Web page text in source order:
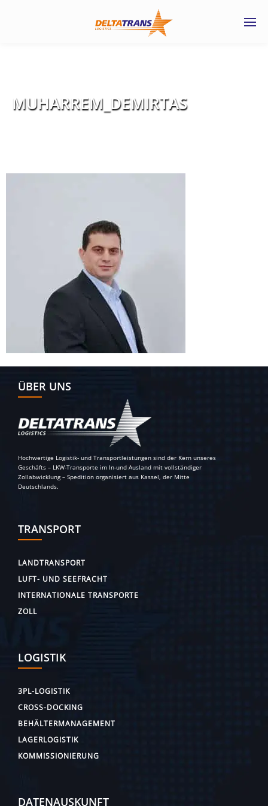
MUHARREM_DEMIRTAS
ÜBER UNS
Hochwertige Logistik- und Transportleistungen sind der Kern unseres
Geschäfts – LKW-Transporte im In-und Ausland mit vollständiger
Zollabwicklung – Spedition organisiert aus Kassel, der Mitte
Deutschlands.
TRANSPORT
LANDTRANSPORT
LUFT- UND SEEFRACHT
INTERNATIONALE TRANSPORTE
ZOLL
LOGISTIK
3PL-LOGISTIK
CROSS-DOCKING
BEHÄLTERMANAGEMENT
LAGERLOGISTIK
KOMMISSIONIERUNG
DATENAUSKUNFT